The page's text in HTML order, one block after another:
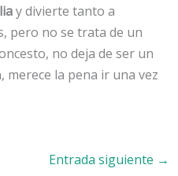
y divierte tanto a
pero no se trata de un
no deja de ser un
merece la pena ir una vez
Entrada siguiente →